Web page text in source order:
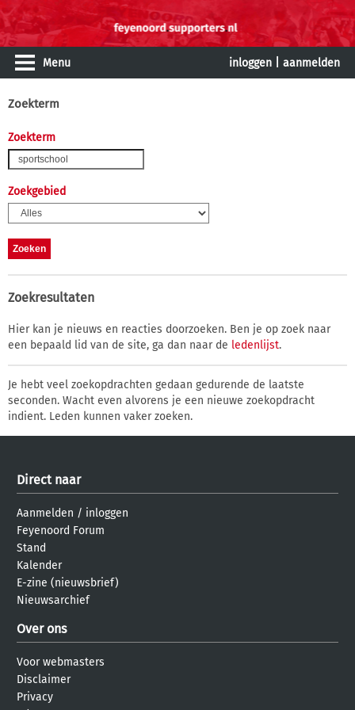
Menu inloggen aanmelden
Zoekterm
Zoekterm
Zoekgebied
Zoekresultaten
Hier kan je nieuws en reacties doorzoeken. Ben je op zoek naar
een bepaald lid van de site, ga dan naar de ledenlijst.
Je hebt veel zoekopdrachten gedaan gedurende de laatste
seconden. Wacht even alvorens je een nieuwe zoekopdracht
indient. Leden kunnen vaker zoeken.
Direct naar
Aanmelden / inloggen
Feyenoord Forum
Stand
Kalender
E-zine (nieuwsbrief)
Nieuwsarchief
Over ons
Voor webmasters
Disclaimer
Privacy